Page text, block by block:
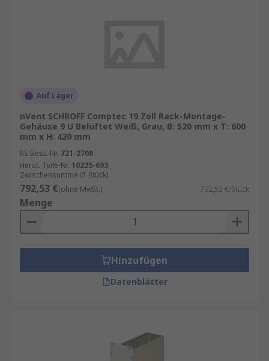
Auf Lager
nVent SCHROFF Comptec 19 Zoll Rack-Montage-
Gehäuse 9 U Belüftet Weiß, Grau, B: 520 mm x T: 600
mm x H: 420 mm
RS Best.-Nr. 721-2708
Herst. Teile-Nr. 10225-693
Zwischensumme (1 Stück)
792,53 €(ohne MwSt.) 792,53 €/Stück
Menge
Hinzufügen
Datenblätter